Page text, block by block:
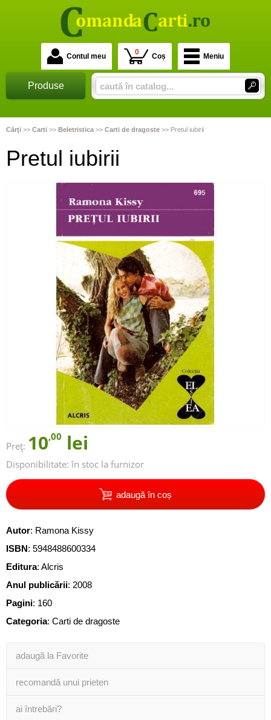
Contul meu 0 Coș Meniu
Produse
Cărţi >> Carti >> Beletristica >> Carti de dragoste >> Pretul iubirii
Pretul iubirii
Preț: 10,00 lei
Disponibilitate: în stoc la furnizor
adaugă în coș
Autor: Ramona Kissy
ISBN: 5948488600334
Editura: Alcris
Anul publicării: 2008
Pagini: 160
Categoria: Carti de dragoste
adaugă la Favorite
recomandă unui prieten
ai întrebări?